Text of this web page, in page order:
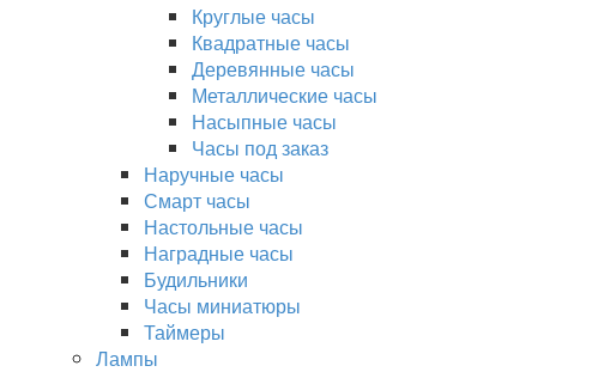
Круглые часы
Квадратные часы
Деревянные часы
Металлические часы
Насыпные часы
Часы под заказ
Наручные часы
Смарт часы
Настольные часы
Наградные часы
Будильники
Часы миниатюры
Таймеры
Лампы